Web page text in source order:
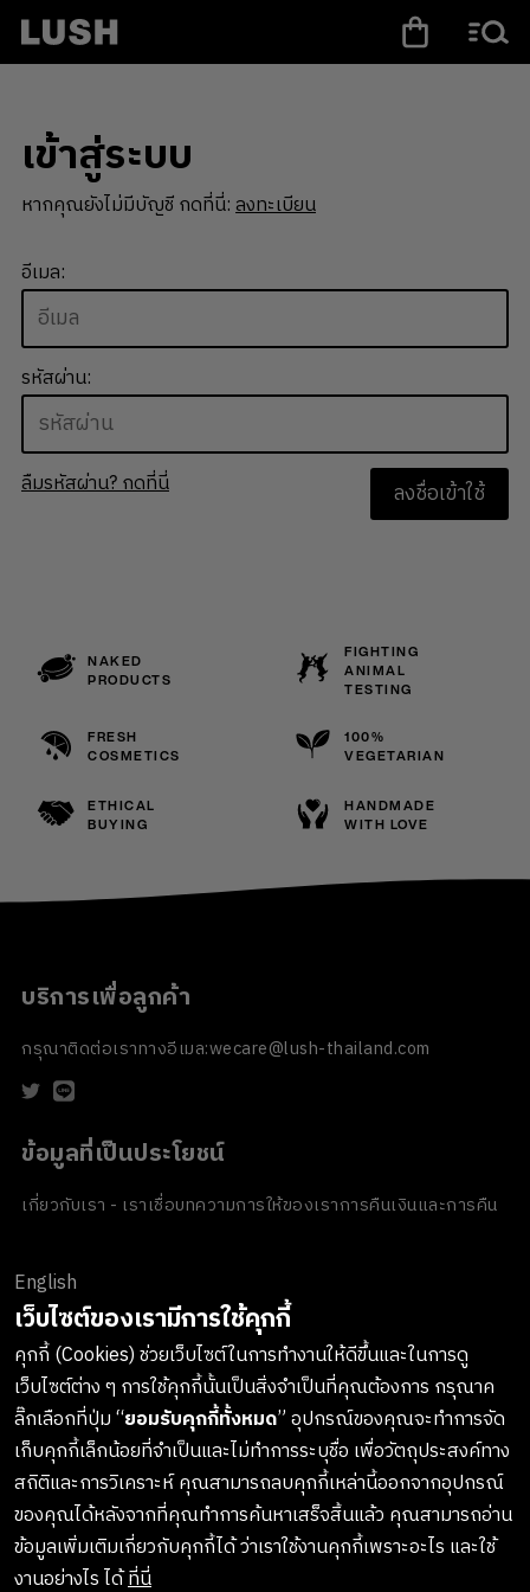
เข้าสู่ระบบ
หากคุณยังไม่มีบัญชี กดที่นี่:ลงทะเบียน
อีเมล:
รหัสผ่าน:
ลืมรหัสผ่าน? กดที่นี่ ลงชื่อเข้าใช้
NAKED
PRODUCTS
FIGHTING
ANIMAL
TESTING
FRESH
COSMETICS
100%
VEGETARIAN
ETHICAL
BUYING
HANDMADE
WITH LOVE
บริการเพื่อลูกค้า
กรุณาติดต่อเราทางอีเมล:wecare@lush-thailand.com
ข้อมูลที่เป็นประโยชน์
เกี่ยวกับเรา - เราเชื่อบทความการให้ของเราการคืนเงินและการคืน
ช่องทางการชำระเงิน
ลงทะเบียนรับข่าวสารจาก LUSH
เกาะติดทุกการอัพเดทสินค้าใหม่ๆ กิจกรรมต่างๆและอื่นๆอีกมากมาย
ทางบริษัทจะไม่เปิดเผยหรือเผยแพร่ข้อมูลส่วนตัวของคุณให้แก่
บุคคลที่สาม และคุณสามารถกดยกเลิกรับข่าวสารได้ทุกเมื่อ
English
เว็บไซต์ของเรามีการใช้คุกกี้
คุกกี้ (Cookies) ช่วยเว็บไซต์ในการทำงานให้ดีขึ้นและในการดู
เว็บไซต์ต่าง ๆ การใช้คุกกี้นั้นเป็นสิ่งจำเป็นที่คุณต้องการ กรุณาค
ลิ๊กเลือกที่ปุ่ม “ยอมรับคุกกี้ทั้งหมด” อุปกรณ์ของคุณจะทำการจัด
เก็บคุกกี้เล็กน้อยที่จำเป็นและไม่ทำการระบุชื่อ เพื่อวัตถุประสงค์ทาง
สถิติและการวิเคราะห์ คุณสามารถลบคุกกี้เหล่านี้ออกจากอุปกรณ์
ของคุณได้หลังจากที่คุณทำการค้นหาเสร็จสิ้นแล้ว คุณสามารถอ่าน
ข้อมูลเพิ่มเติมเกี่ยวกับคุกกี้ได้ ว่าเราใช้งานคุกกี้เพราะอะไร และใช้
งานอย่างไร ได้ที่นี่